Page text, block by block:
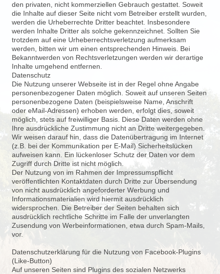
den privaten, nicht kommerziellen Gebrauch gestattet. Soweit
die Inhalte auf dieser Seite nicht vom Betreiber erstellt wurden,
werden die Urheberrechte Dritter beachtet. Insbesondere
werden Inhalte Dritter als solche gekennzeichnet. Sollten Sie
trotzdem auf eine Urheberrechtsverletzung aufmerksam
werden, bitten wir um einen entsprechenden Hinweis. Bei
Bekanntwerden von Rechtsverletzungen werden wir derartige
Inhalte umgehend entfernen.
Datenschutz
Die Nutzung unserer Webseite ist in der Regel ohne Angabe
personenbezogener Daten möglich. Soweit auf unseren Seiten
personenbezogene Daten (beispielsweise Name, Anschrift
oder eMail-Adressen) erhoben werden, erfolgt dies, soweit
möglich, stets auf freiwilliger Basis. Diese Daten werden ohne
Ihre ausdrückliche Zustimmung nicht an Dritte weitergegeben.
Wir weisen darauf hin, dass die Datenübertragung im Internet
(z.B. bei der Kommunikation per E-Mail) Sicherheitslücken
aufweisen kann. Ein lückenloser Schutz der Daten vor dem
Zugriff durch Dritte ist nicht möglich.
Der Nutzung von im Rahmen der Impressumspflicht
veröffentlichten Kontaktdaten durch Dritte zur Übersendung
von nicht ausdrücklich angeforderter Werbung und
Informationsmaterialien wird hiermit ausdrücklich
widersprochen. Die Betreiber der Seiten behalten sich
ausdrücklich rechtliche Schritte im Falle der unverlangten
Zusendung von Werbeinformationen, etwa durch Spam-Mails,
vor.
Datenschutzerklärung für die Nutzung von Facebook-Plugins
(Like-Button)
Auf unseren Seiten sind Plugins des sozialen Netzwerks